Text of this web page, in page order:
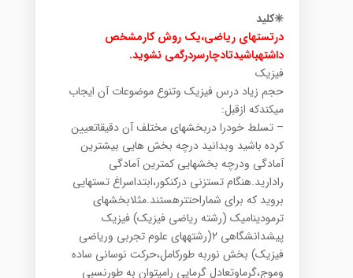
✳️کلید
درتستهای ریاضی،یک روش کارمشخص
داشتهباشیدتادچارسردرگمی نشوید.
فیزیک
حجم زیاد درس فیزیک وتنوع موضوعات آن ایجاب
میکندکه ازقبل:
– تسلط خودرا دربخشهای مختلف آن دقیقاتعیین
کرده باشید وبدانید درچه بخش هایی بیشترین
آمادگی ودرچه بخشهایی کمترین آمادگی
رادارید.هنگام تستزنی درکنکور،ابتداسراغ تستهایی
بروید که برای شماراحتترهستند.مثلابخشهای
ترمودینامیک (رشته ریاضی فیزیک) فیزیک
پیشدانشگاهی ۲(رشتههای علوم تجربی وریاضی
فیزیک) بخش نوربه طورکامل،حرکت نوسانی ساده
وموج،گرماوتعادل گرمایی رامیتوان به طورنسبی